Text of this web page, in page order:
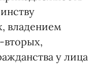
владением
вторых,
у лица